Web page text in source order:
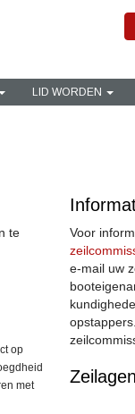
LID WORDEN
te
op
met
Voor
e-mail uw